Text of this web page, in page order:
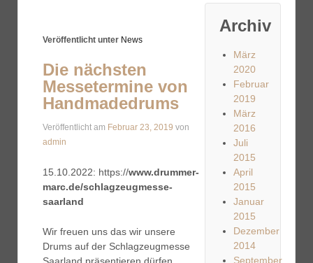
Veröffentlicht unter News
Die nächsten
Messetermine von
Handmadedrums
Veröffentlicht am Februar 23, 2019 von
admin
15.10.2022: https://www.drummer-
marc.de/schlagzeugmesse-
saarland
Wir freuen uns das wir unsere
Drums auf der Schlagzeugmesse
Archiv
März
2020
Februar
2019
März
2016
Juli
2015
April
2015
Januar
2015
Dezember
2014
September